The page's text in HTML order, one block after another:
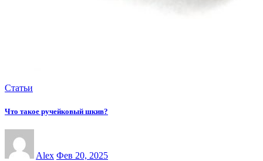
Статьи
Что такое ручейковый шкив?
Alex Фев 20, 2025